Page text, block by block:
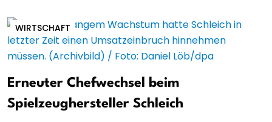
WIRTSCHAFT
Erneuter Chefwechsel beim
Spielzeughersteller Schleich